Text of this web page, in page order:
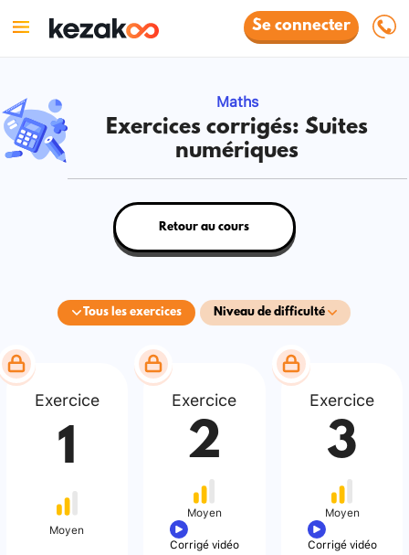
Se connecter
Maths
Exercices corrigés: Suites
numériques
Tous les exercices Niveau de difficulté
Retour au cours
Exercice
1
Moyen
Exercice
2
Moyen
Corrigé vidéo
Exercice
3
Moyen
Corrigé vidéo